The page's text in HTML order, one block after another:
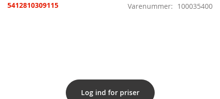
5412810309115 Varenummer 100035400
Log ind for priser